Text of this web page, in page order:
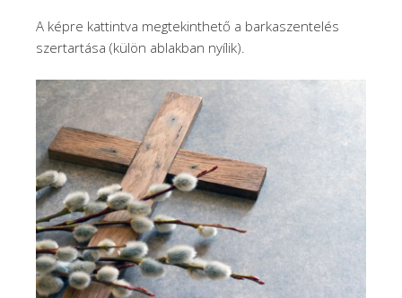
A képre kattintva megtekinthető a barkaszentelés
szertartása (külön ablakban nyílik).